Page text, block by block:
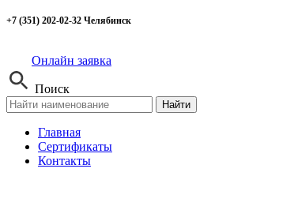
+7 (351) 202-02-32 Челябинск
Онлайн заявка
Поиск
Найти
Главная
Сертификаты
Контакты